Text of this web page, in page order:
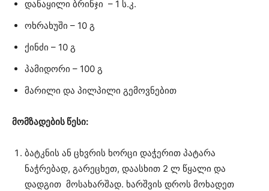
დანაყილი ბრინჯი – 1 ს.კ.
ოხრახუში – 10 გ
ქინძი – 10 გ
პამიდორი – 100 გ
მარილი და პილპილი გემოვნებით
მომზადების წესი:
ბატკნის ან ცხვრის ხორცი დაჭერით პატარა
ნაჭრებად, გარეცხეთ, დაასხით 2 ლ წყალი და
დადგით მოსახარშად. ხარშვის დროს მოხადეთ